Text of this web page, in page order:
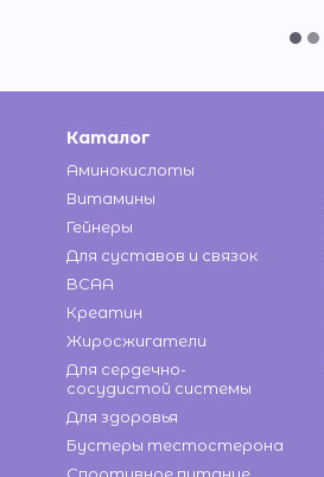
Каталог
Аминокислоты
Витамины
Гейнеры
Для суставов и связок
BCAA
Креатин
Жиросжигатели
Для сердечно-
сосудистой системы
Для здоровья
Бустеры тестостерона